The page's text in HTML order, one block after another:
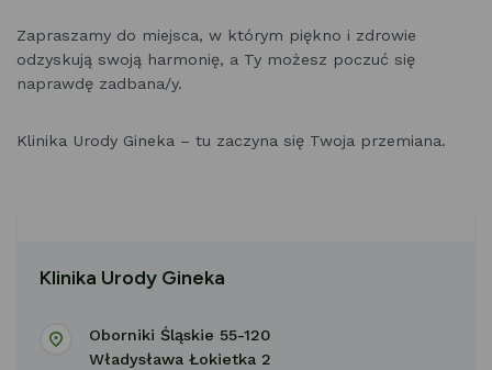
Zapraszamy do miejsca, w którym piękno i zdrowie
odzyskują swoją harmonię, a Ty możesz poczuć się
naprawdę zadbana/y.
Klinika Urody Gineka – tu zaczyna się Twoja przemiana.
Klinika Urody Gineka
Oborniki Śląskie 55-120
Władysława Łokietka 2